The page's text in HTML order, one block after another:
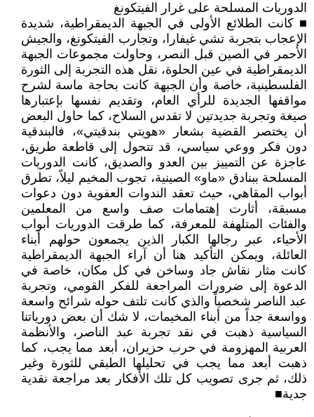
الدوريات المسلحة على غرار الفيتكونغ
■ كانت الطلائع الأولى في الجبهة الديمقراطية، شديدة
الإعجاب بتجربة تشي غيفارا، وتجارب الفيتكونغ، والجيش
الأحمر في الصين قبل النصر، وحاولت مجموعات الجبهة
الديمقراطية في عين الحلوة، نقل هذه التجربة إلى الثورة
الفلسطينية، خاصة وأن الجبهة كانت بحاجة ماسة لشرح
مواقفها الجديدة للرأي العام، وتقديم نفسها بإعتبارها
صيغة وتجربة جديدتين لا تقدس السلاح، كما حاول البعض
أن يختصر القضية بشعار «هويتي بندقيتي»، فالبندقية
دون فكر ووعي سياسي، قد تتحول إلى قاطعة طريق،
عاجزة عن التمييز بين العدو والصديق، كانت الدوريات
المسلحة ببنادق «ماو» الصينية، تجوب المخيم ليلاً، تطرق
أبواب المقاهي، حيث تعقد الندوات العفوية دون دعوات
مسبقة، أثارت إهتمامات صف واسع من المعلمين
والفئات المتلهفة للمعرفة، كما طرقت الدوريات أبواب
الأحياء، عبر رجالها الكبار الذين يجمعون حولهم أبناء
العائلة، ويمكن التأكيد هنا أن آراء الجبهة الديمقراطية
كانت مثار نقاش جاد وساخن في كل مكان، خاصة في
الدعوة إلى ضرورات المراجعة للفكر القومي، وتجربة
عبد الناصر شخصياً والذي كانت تلتف حوله شرائح واسعة
وواسعة جداً من أبناء المخيمات، لا شك أن بعض دورياتنا
السياسية ذهبت في نقد تجربة عبد الناصر، والأنظمة
العربية المهزومة في حرب حزيران، أبعد مما يجب، كما
ذهبت أبعد مما يجب في تحليلها الطبقي للثورة وغير
ذلك، ثم جرى تصويب كل تلك الأفكار بعد مراجعة نقدية
جدية■